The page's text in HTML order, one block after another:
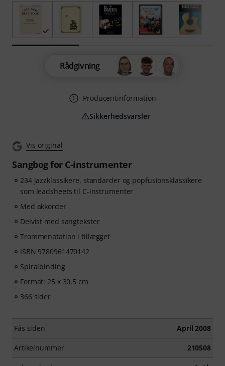
Vis original
Sangbog for C-instrumenter
234 jazzklassikere, standarder og popfusionsklassikere
som leadsheets til C-instrumenter
Med akkorder
Delvist med sangtekster
Trommenotation i tillægget
ISBN 9780961470142
Spiralbinding
Format: 25 x 30,5 cm
366 sider
Fås siden April 2008
Artikelnummer 210508
Rådgivning
Producentinformation
Sikkerhedsvarsler